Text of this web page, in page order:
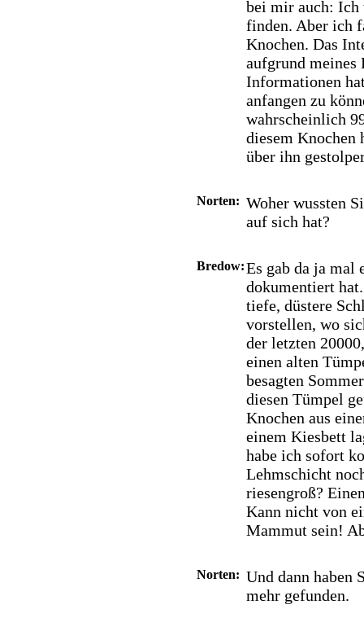
bei mir auch: Ich
finden. Aber ich
Knochen. Das
aufgrund meines
Informationen
anfangen zu
wahrscheinlich
diesem Knochen
über ihn
Norten: Woher wussten
auf sich hat?
Bredow:Es gab da ja mal
dokumentiert
tiefe, düstere
vorstellen, wo
der letzten
einen alten
besagten
diesen Tümpel
Knochen aus
einem Kiesbett
habe ich sofort
Lehmschicht
riesengroß?
Kann nicht von
Mammut sein!
Norten: Und dann haben
mehr gefunden.